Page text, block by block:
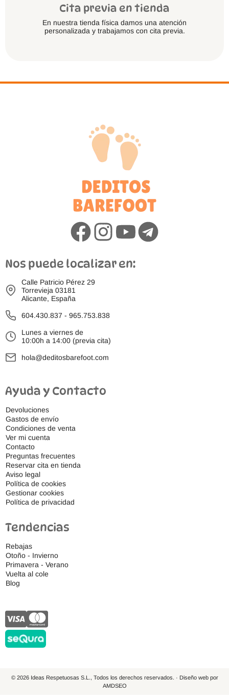
Cita previa en tienda
En nuestra tienda física damos una atención
personalizada y trabajamos con cita previa.
Nos puede localizar en:
Calle Patricio Pérez 29
Torrevieja 03181
Alicante, España
604.430.837 - 965.753.838
Lunes a viernes de
10:00h a 14:00 (previa cita)
hola@deditosbarefoot.com
Ayuda y Contacto
Devoluciones
Gastos de envío
Condiciones de venta
Ver mi cuenta
Contacto
Preguntas frecuentes
Reservar cita en tienda
Aviso legal
Política de cookies
Gestionar cookies
Política de privacidad
Tendencias
Rebajas
Otoño - Invierno
Primavera - Verano
Vuelta al cole
Blog
© 2026 Ideas Respetuosas S.L., Todos los derechos reservados. · Diseño web por
AMDSEO